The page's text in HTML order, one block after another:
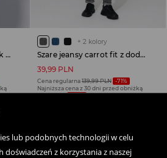
lub podobnych technologii w celu
doświadczeń z korzystania z naszej
Granatowa bluza crewneck regular fit basic
+ 2 kolory
Szare jeansy carrot fit z dodatkiem elastanu i efektem sprania
39,99 PLN
Cena regularna139,99 PLN -71%
Najniższa cena z 30 dni przed obniżką
49,99 PLN -20%